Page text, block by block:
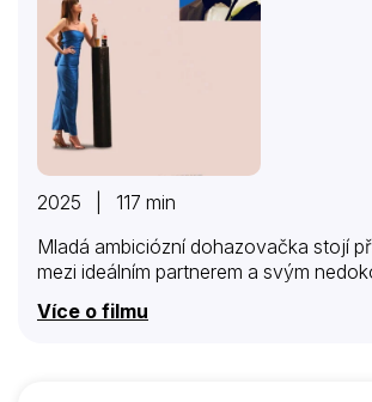
2025 | 117 min
Mladá ambiciózní dohazovačka stojí
mezi ideálním partnerem a svým
Více o filmu